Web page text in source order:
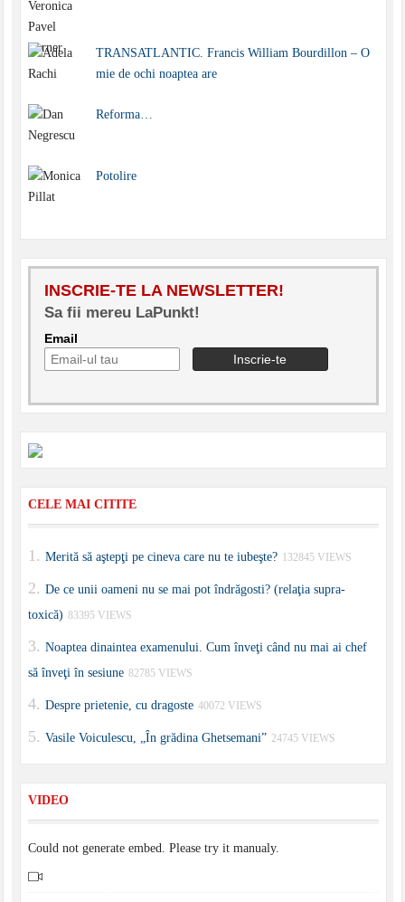
TRANSATLANTIC. Francis William Bourdillon – O
mie de ochi noaptea are
Reforma…
Potolire
INSCRIE-TE LA NEWSLETTER!
Sa fii mereu LaPunkt!
Email
CELE MAI CITITE
Merită să aştepţi pe cineva care nu te iubeşte? 132845 VIEWS
De ce unii oameni nu se mai pot îndrăgosti? (relaţia supra-
toxică) 83395 VIEWS
Noaptea dinaintea examenului. Cum înveţi când nu mai ai chef
să înveţi în sesiune 82785 VIEWS
Despre prietenie, cu dragoste 40072 VIEWS
Vasile Voiculescu, „În grădina Ghetsemani” 24745 VIEWS
VIDEO
Could not generate embed. Please try it manualy.